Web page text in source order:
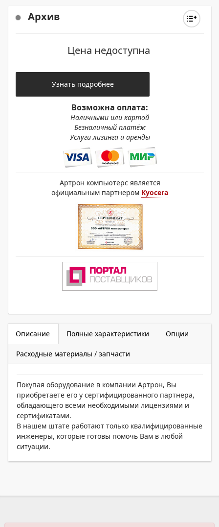
Архив
Цена недоступна
Узнать подробнее
Возможна оплата:
Наличными или картой
Безналичный платёж
Услуги лизинга и аренды
Артрон компьютерс является
официальным партнером Kyocera
Описание Полные характеристики Опции
Расходные материалы / запчасти
Покупая оборудование в компании Артрон, Вы
приобретаете его у сертифицированного партнера,
обладающего всеми необходимыми лицензиями и
сертификатами.
В нашем штате работают только квалифицированные
инженеры, которые готовы помочь Вам в любой
ситуации.